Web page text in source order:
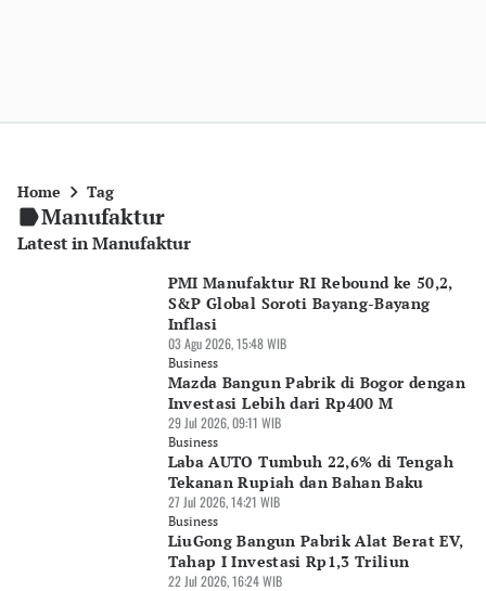
Home Tag
Manufaktur
Latest in Manufaktur
PMI Manufaktur RI Rebound ke 50,2,
S&P Global Soroti Bayang-Bayang
Inflasi
03 Agu 2026, 15:48 WIB
Business
Mazda Bangun Pabrik di Bogor dengan
Investasi Lebih dari Rp400 M
29 Jul 2026, 09:11 WIB
Business
Laba AUTO Tumbuh 22,6% di Tengah
Tekanan Rupiah dan Bahan Baku
27 Jul 2026, 14:21 WIB
Business
LiuGong Bangun Pabrik Alat Berat EV,
Tahap I Investasi Rp1,3 Triliun
22 Jul 2026, 16:24 WIB